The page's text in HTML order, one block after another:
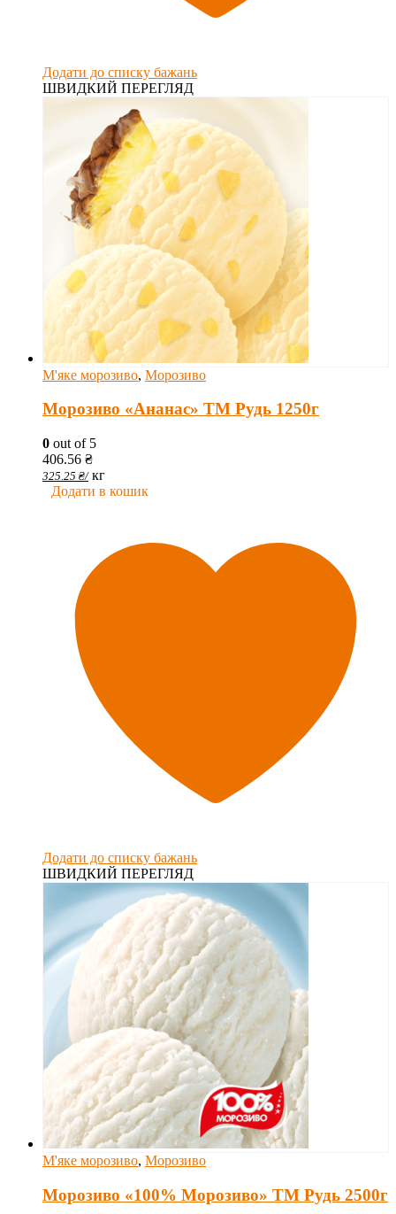
Додати до списку бажань
ШВИДКИЙ ПЕРЕГЛЯД
М'яке морозиво, Морозиво
Морозиво «Ананас» ТМ Рудь 1250г
0 out of 5
406.56 ₴
325.25 ₴/ кг
Додати в кошик
Додати до списку бажань
ШВИДКИЙ ПЕРЕГЛЯД
М'яке морозиво, Морозиво
Морозиво «100% Морозиво» ТМ Рудь 2500г